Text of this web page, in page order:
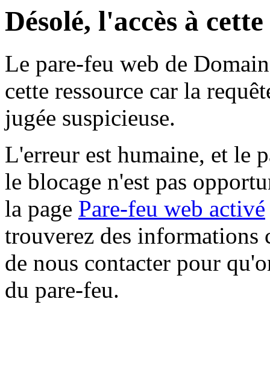
Désolé, l'accès à
Le pare-feu web de
cette ressource car la
jugée suspicieuse.
L'erreur est humaine, et le
le blocage n'est pas
la page Pare-feu web activé
trouverez des informations
de nous contacter pour
du pare-feu.